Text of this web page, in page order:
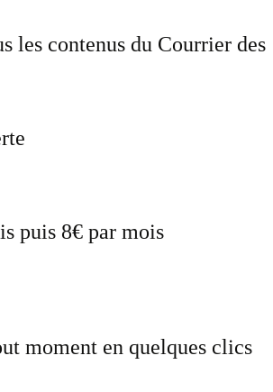
les contenus du Courrier des
puis 8€ par mois
moment en quelques clics